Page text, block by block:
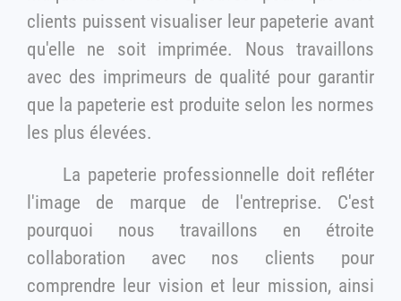
clients puissent visualiser leur papeterie avant
qu'elle ne soit imprimée. Nous travaillons
avec des imprimeurs de qualité pour garantir
que la papeterie est produite selon les normes
les plus élevées.
La papeterie professionnelle doit refléter
l'image de marque de l'entreprise. C'est
pourquoi nous travaillons en étroite
collaboration avec nos clients pour
comprendre leur vision et leur mission, ainsi